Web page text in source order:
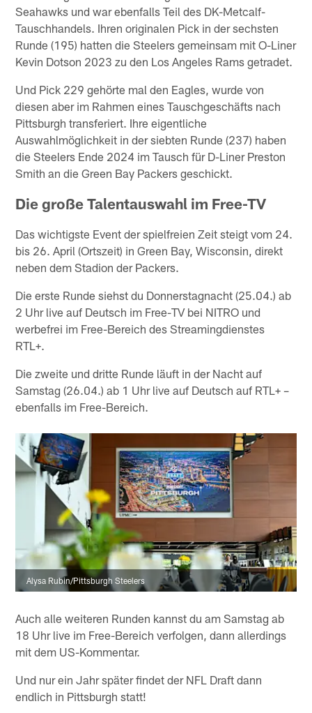
Seahawks und war ebenfalls Teil des DK-Metcalf-
Tauschhandels. Ihren originalen Pick in der sechsten
Runde (195) hatten die Steelers gemeinsam mit O-Liner
Kevin Dotson 2023 zu den Los Angeles Rams getradet.
Und Pick 229 gehörte mal den Eagles, wurde von
diesen aber im Rahmen eines Tauschgeschäfts nach
Pittsburgh transferiert. Ihre eigentliche
Auswahlmöglichkeit in der siebten Runde (237) haben
die Steelers Ende 2024 im Tausch für D-Liner Preston
Smith an die Green Bay Packers geschickt.
Die große Talentauswahl im Free-TV
Das wichtigste Event der spielfreien Zeit steigt vom 24.
bis 26. April (Ortszeit) in Green Bay, Wisconsin, direkt
neben dem Stadion der Packers.
Die erste Runde siehst du Donnerstagnacht (25.04.) ab
2 Uhr live auf Deutsch im Free-TV bei NITRO und
werbefrei im Free-Bereich des Streamingdienstes
RTL+.
Die zweite und dritte Runde läuft in der Nacht auf
Samstag (26.04.) ab 1 Uhr live auf Deutsch auf RTL+ –
ebenfalls im Free-Bereich.
Alysa Rubin/Pittsburgh Steelers
Auch alle weiteren Runden kannst du am Samstag ab
18 Uhr live im Free-Bereich verfolgen, dann allerdings
mit dem US-Kommentar.
Und nur ein Jahr später findet der NFL Draft dann
endlich in Pittsburgh statt!